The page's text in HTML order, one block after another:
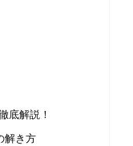
底解説！
解き方